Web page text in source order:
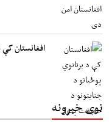
افغانستان
نوی خبرونه